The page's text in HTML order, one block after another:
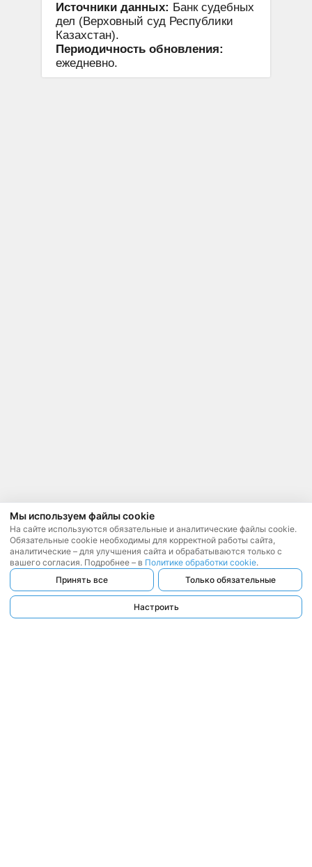
Источники данных: Банк судебных
дел (Верховный суд Республики
Казахстан).
Периодичность обновления:
ежедневно.
Мы используем файлы cookie
На сайте используются обязательные и аналитические файлы cookie.
Обязательные cookie необходимы для корректной работы сайта,
аналитические – для улучшения сайта и обрабатываются только с
вашего согласия. Подробнее – в Политике обработки cookie.
Принять все
Только обязательные
Настроить